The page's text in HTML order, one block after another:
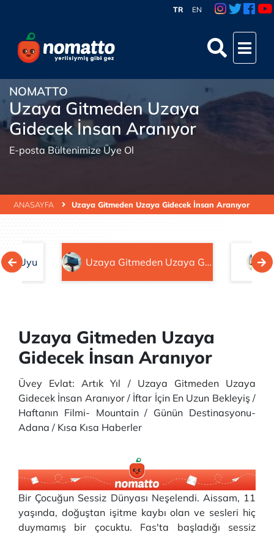
TR EN
ANASAYFA Uzaya Gitmeden Uzaya Gidecek İnsan Aranıyor
NOMATTO
Uzaya Gitmeden Uzaya
Gidecek İnsan Aranıyor
E-posta Bültenimize Üye Ol
Uyu Uzaya Gitmeden Uzaya Gidecek İnsan Aranıyor
Uzaya Gitmeden Uzaya
Gidecek İnsan Aranıyor
Üvey Evlat: Artık Yıl / Uzaya Gitmeden Uzaya
Gidecek İnsan Aranıyor / İftar İçin En Uzun Bekleyiş /
Haftanın Filmi- Mountain / Günün Destinasyonu-
Adana / Kısa Kısa Haberler
Bir Çocuğun Sessiz Dünyası Neşelendi. Aissam, 11
yaşında, doğuştan işitme kaybı olan ve sesleri hiç
duymamış bir çocuktu. Fas'ta başladığı sessiz